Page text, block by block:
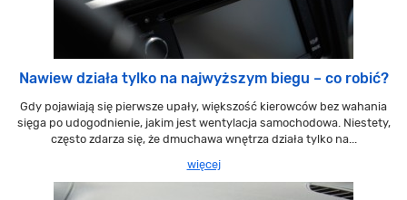
Nawiew działa tylko na najwyższym biegu – co robić?
Gdy pojawiają się pierwsze upały, większość kierowców bez wahania
sięga po udogodnienie, jakim jest wentylacja samochodowa. Niestety,
często zdarza się, że dmuchawa wnętrza działa tylko na...
więcej